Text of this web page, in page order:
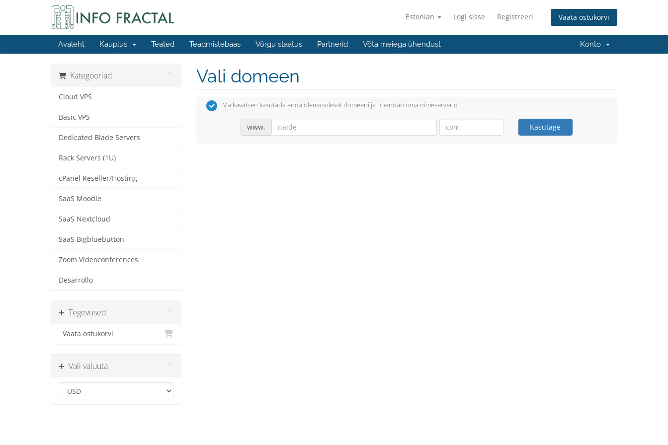
Estonian Logi sisse Registreeri Vaata ostukorvi
Avaleht Kauplus Teated Teadmistebaas Võrgu staatus Partnerid Võta meiega ühendust Konto
Kategooriad
Cloud VPS
Basic VPS
Dedicated Blade Servers
Rack Servers (1U)
cPanel Reseller/Hosting
SaaS Moodle
SaaS Nextcloud
SaaS Bigbluebutton
Zoom Videoconferences
Desarrollo
Tegevused
Vaata ostukorvi
Vali valuuta
Vali domeen
Ma kavatsen kasutada enda olemasolevat domeeni ja uuendan oma nimeserverid
www. Kasutage